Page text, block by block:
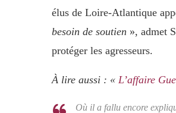
élus de Loire-Atlantique
besoin de soutien », admet
protéger les agresseurs.
À lire aussi : « L’affaire
Où il a fallu encore